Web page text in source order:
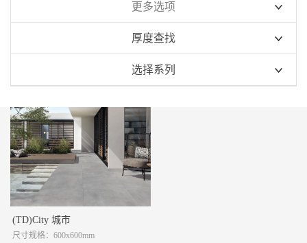
更多选项
厚度查找
10mm系列
20mm系列
选择系列
砂岩系列
木纹砖系列
板岩系列
(TD)City 城市
尺寸规格：600x600mm